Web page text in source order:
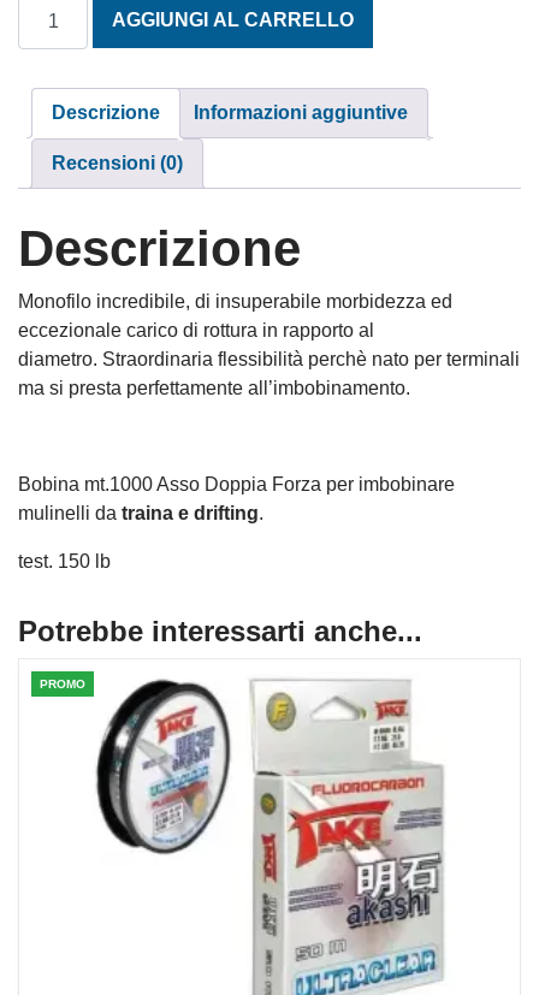
AGGIUNGI AL CARRELLO
Descrizione Informazioni aggiuntive
Recensioni (0)
Descrizione
Monofilo incredibile, di insuperabile morbidezza ed
eccezionale carico di rottura in rapporto al
diametro. Straordinaria flessibilità perchè nato per terminali
ma si presta perfettamente all’imbobinamento.
Bobina mt.1000 Asso Doppia Forza per imbobinare
mulinelli da traina e drifting.
test. 150 lb
Potrebbe interessarti anche...
PROMO